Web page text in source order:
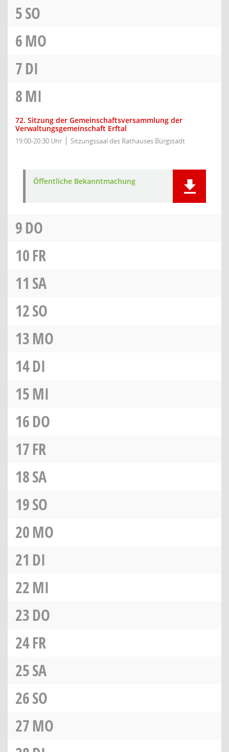
5SO
6MO
7DI
8MI
72. Sitzung der Gemeinschaftsversammlung der
Verwaltungsgemeinschaft Erftal
19:00-20:30 Uhr Sitzungssaal des Rathauses Bürgstadt
Öffentliche Bekanntmachung
9DO
10FR
11 SA
12SO
13MO
14DI
15MI
16DO
17FR
18SA
19SO
20MO
21 DI
22MI
23DO
24FR
25SA
26SO
27MO